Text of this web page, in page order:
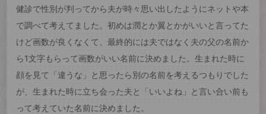
健診で性別が判ってから夫が時々思い出したようにネットや本
で調べて考えてました。初めは潤とか翼とかがいいと言ってた
けど画数が良くなくて、最終的には夫ではなく夫の父の名前か
ら1文字もらって画数がいい名前に決めました。生まれた時に
顔を見て「違うな」と思ったら別の名前を考えるつもりでした
が、生まれた時に立ち会った夫と「いいよね」と言い合い前も
って考えていた名前に決めました。